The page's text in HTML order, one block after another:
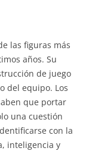
las figuras más
años. Su
de juego
del equipo. Los
que portar
una cuestión
con la
inteligencia y